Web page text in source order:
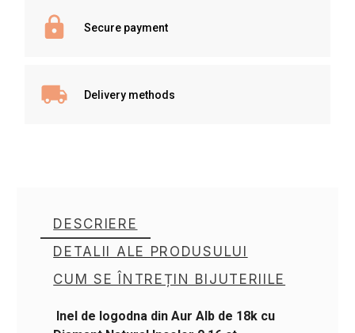
Secure payment
Delivery methods
DESCRIERE
DETALII ALE PRODUSULUI
CUM SE ÎNTREȚIN BIJUTERIILE
Inel de logodna din Aur Alb de 18k cu